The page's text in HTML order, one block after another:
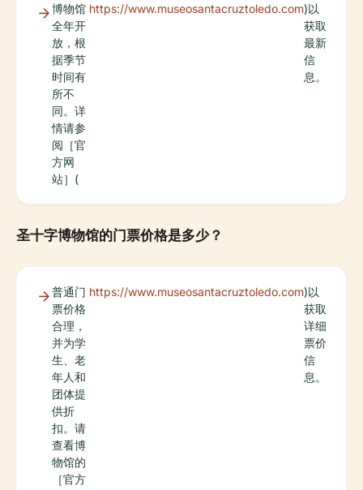
博物馆
全年开
放，根
据季节
时间有
所不
同。详
情请参
阅［官
方网
站］(
https://www.museosantacruztoledo.com)以
获取
最新
信
息。
圣十字博物馆的门票价格是多少？
普通门
票价格
合理，
并为学
生、老
年人和
团体提
供折
扣。请
查看博
物馆的
［官方
https://www.museosantacruztoledo.com)以
获取
详细
票价
信
息。